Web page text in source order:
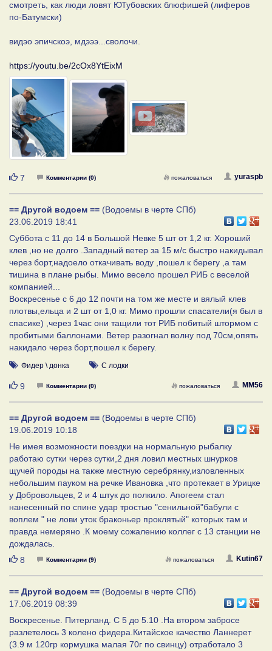
смотреть, как люди ловят ЮТубовских блюфишей (лиферов
по-Батумски)
видэо эпичскоэ, мдэээ...сволочи.
https://youtu.be/2cOx8YtEixM
Нравится
7 Комментарии (0) yuraspb
пожаловаться
== Другой водоем == (Водоемы в черте СПб)
23.06.2019 18:41
Суббота с 11 до 14 в Большой Невке 5 шт от 1,2 кг. Хороший
клев ,но не долго .Западный ветер за 15 м/с быстро накидывал
через борт,надоело откачивать воду ,пошел к берегу ,а там
тишина в плане рыбы. Мимо весело прошел РИБ с веселой
компанией...
Воскресенье с 6 до 12 почти на том же месте и вялый клев
плотвы,ельца и 2 шт от 1,0 кг. Мимо прошли спасатели(я был в
спасике) ,через 1час они тащили тот РИБ побитый штормом с
пробитыми баллонами. Ветер разогнал волну под 70см,опять
накидало через борт,пошел к берегу.
Фидер \ донка С лодки
Нравится
9 Комментарии (0) MM56
пожаловаться
== Другой водоем == (Водоемы в черте СПб)
19.06.2019 10:18
Не имея возможности поездки на нормальную рыбалку
работаю сутки через сутки,2 дня ловил местных шнурков
щучей породы на также местную серебрянку,изловленных
небольшим пауком на речке Ивановка ,что протекает в Урицке
у Добровольцев, 2 и 4 штук до полкило. Апогеем стал
нанесенный по спине удар тростью "сенильной"бабули с
воплем " не лови уток браконьер проклятый" которых там и
правда немеряно .К моему сожалению коллег с 13 станции не
дождалась.
Нравится
8 Комментарии (9) Kutin67
пожаловаться
== Другой водоем == (Водоемы в черте СПб)
17.06.2019 08:39
Воскресенье. Питерланд. С 5 до 5.10 .На втором забросе
разлетелось 3 колено фидера.Китайское качество Ланнерет
(3.9 м 120гр кормушка малая 70г по свинцу) отработало 3